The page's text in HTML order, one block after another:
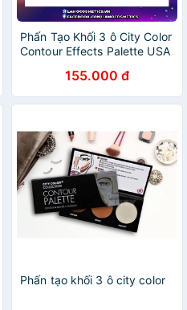
Phấn Tạo Khối 3 ô City Color
Contour Effects Palette USA
155.000 đ
Phấn tạo khối 3 ô city color